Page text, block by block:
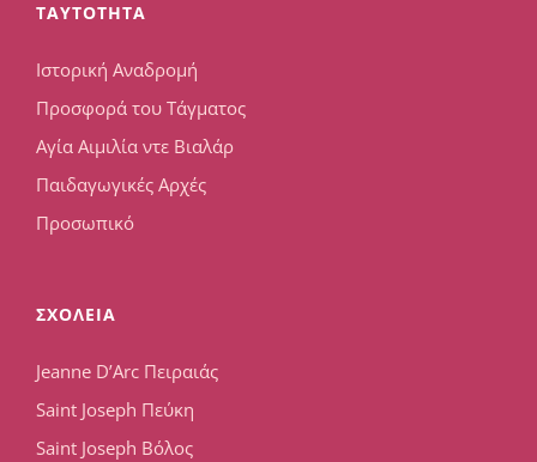
TAYTOTHTA
Ιστορική Αναδρομή
Προσφορά του Τάγματος
Αγία Αιμιλία ντε Βιαλάρ
Παιδαγωγικές Αρχές
Προσωπικό
ΣΧΟΛΕΙΑ
Jeanne D’Arc Πειραιάς
Saint Joseph Πεύκη
Saint Joseph Βόλος